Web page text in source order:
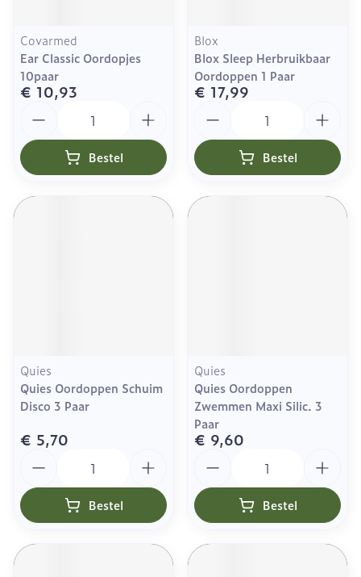
Covarmed
Ear Classic Oordopjes
10paar
€ 10,93
Bestel
Blox
Blox Sleep Herbruikbaar
Oordoppen 1 Paar
€ 17,99
Bestel
Quies
Quies Oordoppen Schuim
Disco 3 Paar
€ 5,70
Bestel
Quies
Quies Oordoppen
Zwemmen Maxi Silic. 3
Paar
€ 9,60
Bestel